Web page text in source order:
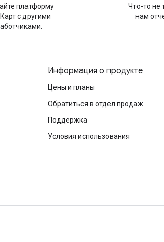
платформу
с другими
Что-то не
нам
Информация о продукте
Цены и планы
Обратиться в отдел продаж
Поддержка
Условия использования